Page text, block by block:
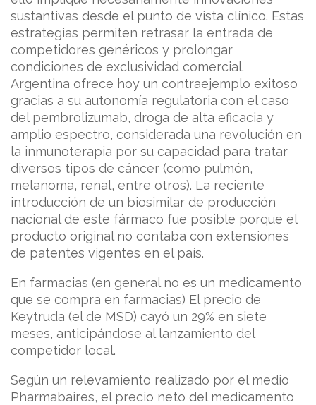
sustantivas desde el punto de vista clínico. Estas
estrategias permiten retrasar la entrada de
competidores genéricos y prolongar
condiciones de exclusividad comercial.
Argentina ofrece hoy un contraejemplo exitoso
gracias a su autonomía regulatoria con el caso
del pembrolizumab, droga de alta eficacia y
amplio espectro, considerada una revolución en
la inmunoterapia por su capacidad para tratar
diversos tipos de cáncer (como pulmón,
melanoma, renal, entre otros). La reciente
introducción de un biosimilar de producción
nacional de este fármaco fue posible porque el
producto original no contaba con extensiones
de patentes vigentes en el país.
En farmacias (en general no es un medicamento
que se compra en farmacias) El precio de
Keytruda (el de MSD) cayó un 29% en siete
meses, anticipándose al lanzamiento del
competidor local.
Según un relevamiento realizado por el medio
Pharmabaires, el precio neto del medicamento